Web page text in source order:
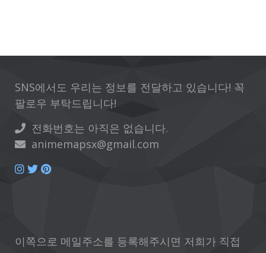
SNS에서도 우리는 정보를 전달하고 있습니다! 꼭
팔로우 부탁드립니다!
전화번호는 아직은 없습니다.
animemapsx@gmail.com
이쪽으로 메일주소를 등록해주시면 저희가 직접